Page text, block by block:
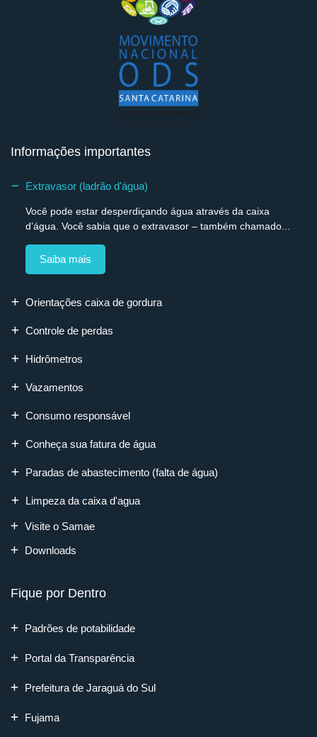
Informações importantes
Extravasor (ladrão d'água)
Você pode estar desperdiçando água através da caixa
d’água. Você sabia que o extravasor – também chamado...
Saiba mais
Orientações caixa de gordura
Controle de perdas
Hidrômetros
Vazamentos
Consumo responsável
Conheça sua fatura de água
Paradas de abastecimento (falta de água)
Limpeza da caixa d'agua
Visite o Samae
Downloads
Fique por Dentro
Padrões de potabilidade
Portal da Transparência
Prefeitura de Jaraguá do Sul
Fujama